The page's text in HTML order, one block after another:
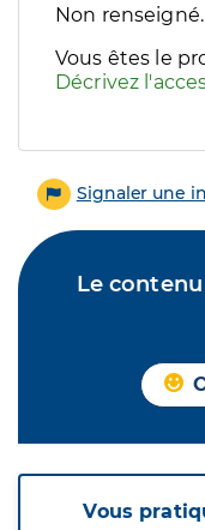
Filtres
Sélectionnez un
Non renseigné.
Vous êtes le
Décrivez
Signaler une
Le
Vous